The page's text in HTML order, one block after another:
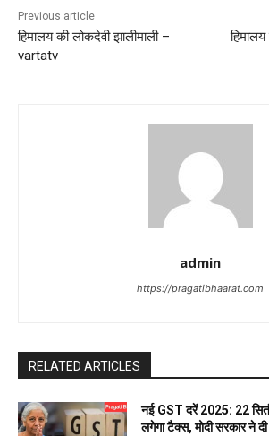
a
Previous article
हिमालय की लोकदेवी झालीमाली –
vartatv
admin
https://pragatibhaarat.com
RELATED ARTICLES
नई GST दरें 2025: 22
लगेगा टैक्स, मोदी सरकार ने